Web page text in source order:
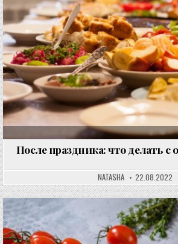
После праздника: что делать с
NATASHA 22.08.2022